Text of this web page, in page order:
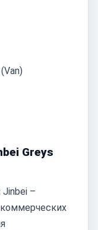
Greys
Jinbei –